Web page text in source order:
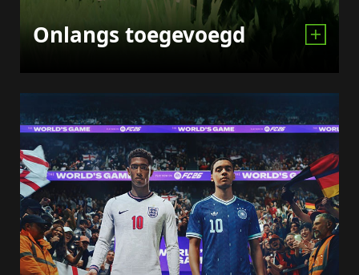
Onlangs toegevoegd